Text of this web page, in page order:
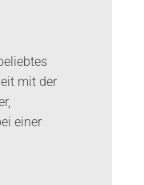
mit der
einer